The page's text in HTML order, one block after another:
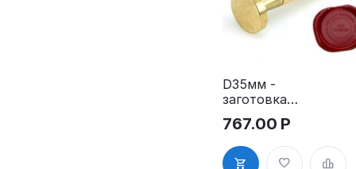
D35мм -
заготовка
пломбира
под сургуч
767.00 Р